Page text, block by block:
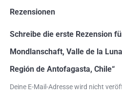
Rezensionen
Schreibe die erste Rezension
Mondlanschaft, Valle de la
Región de Antofagasta, Chile“
Deine E-Mail-Adresse wird nicht